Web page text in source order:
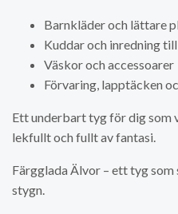
Barnkläder och lättare
Kuddar och inredning
Väskor och accessoarer
Förvaring, lapptäcken
Ett underbart tyg för dig som
lekfullt och fullt av fantasi.
Färgglada Älvor – ett tyg
stygn.